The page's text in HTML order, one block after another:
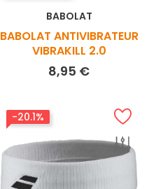
BABOLAT
BABOLAT ANTIVIBRATEUR
VIBRAKILL 2.0
8,95 €Prix
-20.1%